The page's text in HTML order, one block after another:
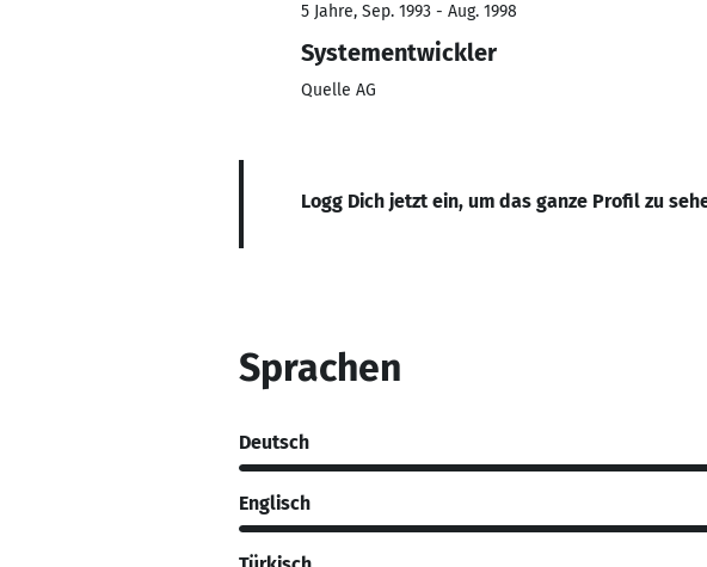
5 Jahre, Sep. 1993 - Aug. 1998
Systementwickler
Quelle AG
Logg Dich jetzt ein, um das ganze Profil zu
Sprachen
Deutsch
Englisch